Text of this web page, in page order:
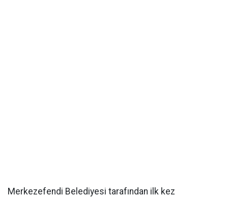
Merkezefendi Belediyesi tarafından ilk kez